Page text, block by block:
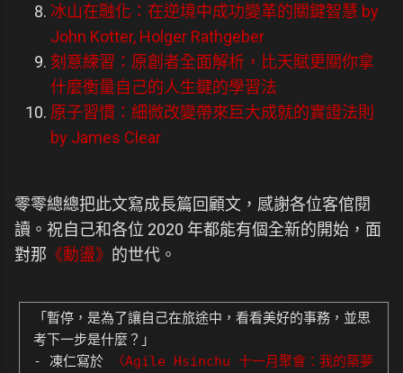
冰山在融化：在逆境中成功變革的關鍵智慧 by
John Kotter, Holger Rathgeber
刻意練習：原創者全面解析，比天賦更關你拿
什麼衡量自己的人生鍵的學習法
原子習慣：細微改變帶來巨大成就的實證法則
by James Clear
零零總總把此文寫成長篇回顧文，感謝各位客倌閱
讀。祝自己和各位 2020 年都能有個全新的開始，面
對那 《動盪》 的世代。
「暫停，是為了讓自己在旅途中，看看美好的事務，並思
考下一步是什麼？」
- 凍仁寫於
〈Agile Hsinchu 十一月聚會：我的築夢